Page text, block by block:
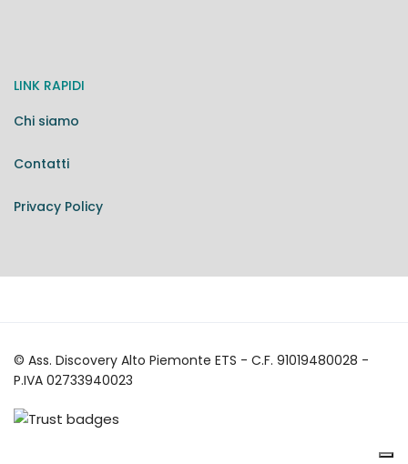
LINK RAPIDI
Chi siamo
Contatti
Privacy Policy
© Ass. Discovery Alto Piemonte ETS - C.F. 91019480028 -
P.IVA 02733940023